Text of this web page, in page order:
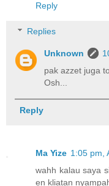
Reply
Replies
Unknown
pak azzet juga to
Osh...
Reply
Ma Yize 1:05 pm,
wahh kalau saya
en kliatan